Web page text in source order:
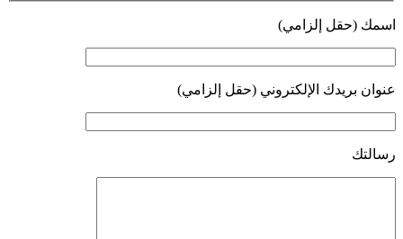
اسمك (حقل إلزامي)
عنوان بريدك الإلكتروني (حقل إلزامي)
رسالتك